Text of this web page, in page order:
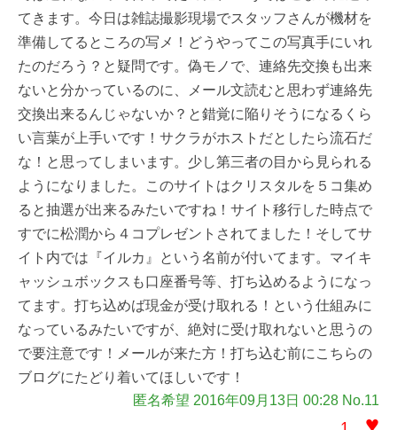
てきます。今日は雑誌撮影現場でスタッフさんが機材を
準備してるところの写メ！どうやってこの写真手にいれ
たのだろう？と疑問です。偽モノで、連絡先交換も出来
ないと分かっているのに、メール文読むと思わず連絡先
交換出来るんじゃないか？と錯覚に陥りそうになるくら
い言葉が上手いです！サクラがホストだとしたら流石だ
な！と思ってしまいます。少し第三者の目から見られる
ようになりました。このサイトはクリスタルを５コ集め
ると抽選が出来るみたいですね！サイト移行した時点で
すでに松潤から４コプレゼントされてました！そしてサ
イト内では『イルカ』という名前が付いてます。マイキ
ャッシュボックスも口座番号等、打ち込めるようになっ
てます。打ち込めば現金が受け取れる！という仕組みに
なっているみたいですが、絶対に受け取れないと思うの
で要注意です！メールが来た方！打ち込む前にこちらの
ブログにたどり着いてほしいです！
匿名希望 2016年09月13日 00:28 No.11
♥